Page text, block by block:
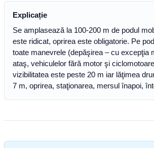
Explicație
Se amplasează la 100-200 m de podul
este ridicat, oprirea este obligatorie. Pe
toate manevrele (depăşirea – cu excepţia
ataş, vehiculelor fără motor şi
vizibilitatea este peste 20 m iar lăţimea
7 m, oprirea, staţionarea, mersul înapoi,